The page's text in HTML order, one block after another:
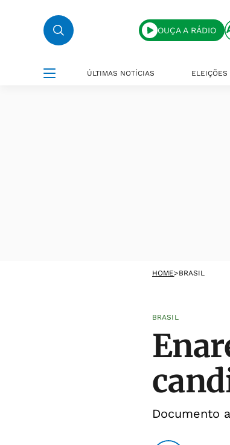
OUÇA A RÁDIO
ÚLTIMAS NOTÍCIAS ELEIÇÕES
HOME>BRASIL
BRASIL
Documento